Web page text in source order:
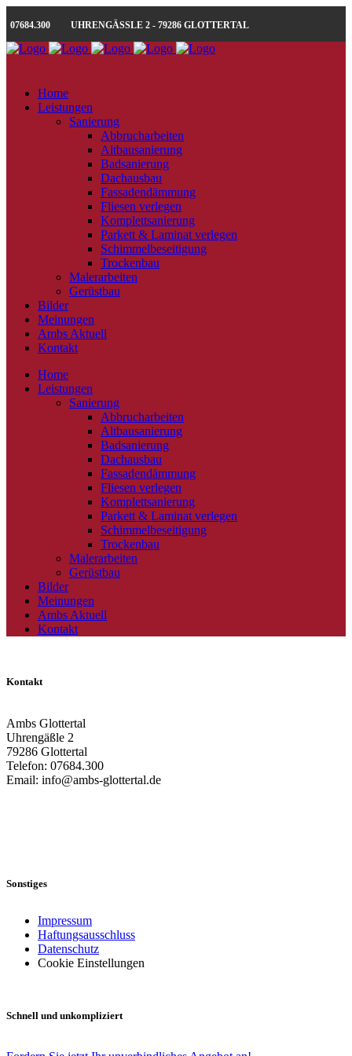
07684.300 UHRENGÄSSLE 2 - 79286 GLOTTERTAL
Home
Leistungen
Sanierung
Abbrucharbeiten
Altbausanierung
Badsanierung
Dachausbau
Fassadendämmung
Fliesen verlegen
Komplettsanierung
Parkett & Laminat verlegen
Schimmelbeseitigung
Trockenbau
Malerarbeiten
Gerüstbau
Bilder
Meinungen
Ambs Aktuell
Kontakt
Home
Leistungen
Sanierung
Abbrucharbeiten
Altbausanierung
Badsanierung
Dachausbau
Fassadendämmung
Fliesen verlegen
Komplettsanierung
Parkett & Laminat verlegen
Schimmelbeseitigung
Trockenbau
Malerarbeiten
Gerüstbau
Bilder
Meinungen
Ambs Aktuell
Kontakt
Kontakt
Ambs Glottertal
Uhrengäßle 2
79286 Glottertal
Telefon: 07684.300
Email: info@ambs-glottertal.de
Sonstiges
Impressum
Haftungsausschluss
Datenschutz
Cookie Einstellungen
Schnell und unkompliziert